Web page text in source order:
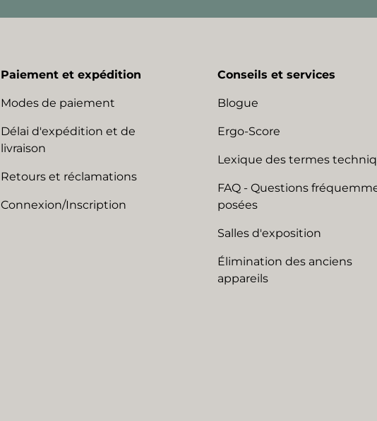
Paiement et expédition
Modes de paiement
Délai d'expédition et de
livraison
Retours et réclamations
Connexion/Inscription
Conseils et services
Blogue
Ergo-Score
Lexique des termes
FAQ - Questions
posées
Salles d'exposition
Élimination des anciens
appareils